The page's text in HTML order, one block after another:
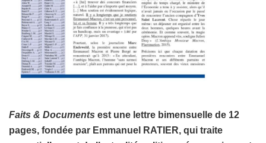
Faits & Documents est une lettre bimensuelle de 12
pages, fondée par Emmanuel RATIER, qui traite